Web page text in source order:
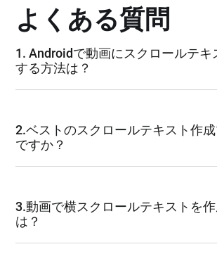
よくある質問
1. Androidで動画にスクロールテキ
する方法は？
2.ベストのスクロールテキスト作
ですか？
3.動画で横スクロールテキストを
は？